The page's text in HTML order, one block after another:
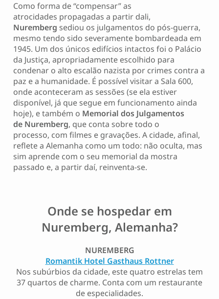
Como forma de “compensar” as
atrocidades propagadas a partir dali,
Nuremberg sediou os julgamentos do pós-guerra,
mesmo tendo sido severamente bombardeada em
1945. Um dos únicos edifícios intactos foi o Palácio
da Justiça, apropriadamente escolhido para
condenar o alto escalão nazista por crimes contra a
paz e a humanidade. É possível visitar a Sala 600,
onde aconteceram as sessões (se ela estiver
disponível, já que segue em funcionamento ainda
hoje), e também o Memorial dos Julgamentos
de Nuremberg, que conta sobre todo o
processo, com filmes e gravações. A cidade, afinal,
reflete a Alemanha como um todo: não oculta, mas
sim aprende com o seu memorial da mostra
passado e, a partir daí, reinventa-se.
Onde se hospedar em
Nuremberg, Alemanha?
NUREMBERG
Romantik Hotel Gasthaus Rottner
Nos subúrbios da cidade, este quatro estrelas tem
37 quartos de charme. Conta com um restaurante
de especialidades.